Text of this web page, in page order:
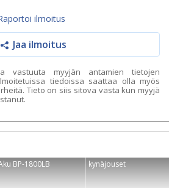
ilmoitus
Jaa ilmoitus
vastuuta myyjän antamien tietojen
tiedoissa saattaa olla myös
Tieto on siis sitova vasta kun myyjä
BP-1800LB kynäjouset